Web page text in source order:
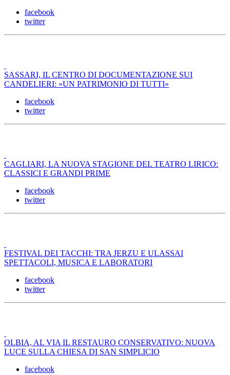
facebook
twitter
SASSARI, IL CENTRO DI DOCUMENTAZIONE SUI
CANDELIERI: «UN PATRIMONIO DI TUTTI»
facebook
twitter
CAGLIARI, LA NUOVA STAGIONE DEL TEATRO LIRICO:
CLASSICI E GRANDI PRIME
facebook
twitter
FESTIVAL DEI TACCHI: TRA JERZU E ULASSAI
SPETTACOLI, MUSICA E LABORATORI
facebook
twitter
OLBIA, AL VIA IL RESTAURO CONSERVATIVO: NUOVA
LUCE SULLA CHIESA DI SAN SIMPLICIO
facebook